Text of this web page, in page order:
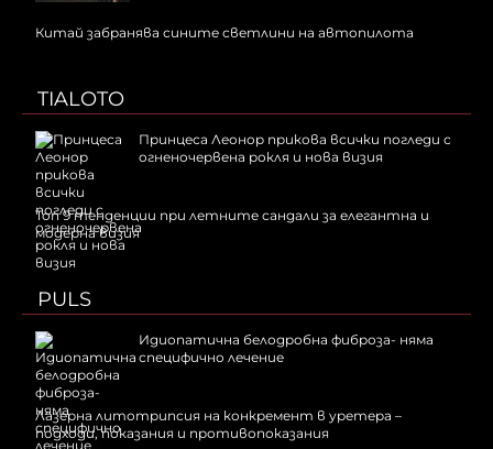
Китай забранява сините светлини на автопилота
TIALOTO
Принцеса Леонор прикова всички погледи с
огненочервена рокля и нова визия
Топ 9 тенденции при летните сандали за елегантна и
модерна визия
PULS
Идиопатична белодробна фиброза- няма
специфично лечение
Лазерна литотрипсия на конкремент в уретера –
подходи, показания и противопоказания